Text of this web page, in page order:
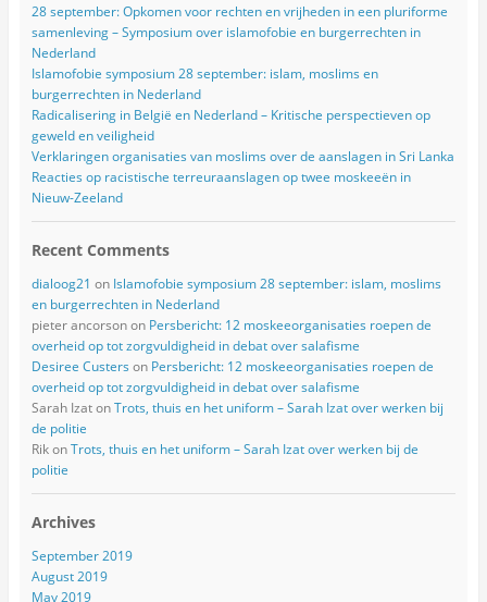
28 september: Opkomen voor rechten en vrijheden in een pluriforme
samenleving – Symposium over islamofobie en burgerrechten in
Nederland
Islamofobie symposium 28 september: islam, moslims en
burgerrechten in Nederland
Radicalisering in België en Nederland – Kritische perspectieven op
geweld en veiligheid
Verklaringen organisaties van moslims over de aanslagen in Sri Lanka
Reacties op racistische terreuraanslagen op twee moskeeën in
Nieuw-Zeeland
Recent Comments
dialoog21 on Islamofobie symposium 28 september: islam, moslims
en burgerrechten in Nederland
pieter ancorsonon Persbericht: 12 moskeeorganisaties roepen de
overheid op tot zorgvuldigheid in debat over salafisme
Desiree Custers on Persbericht: 12 moskeeorganisaties roepen de
overheid op tot zorgvuldigheid in debat over salafisme
Sarah IzatonTrots, thuis en het uniform – Sarah Izat over werken bij
de politie
RikonTrots, thuis en het uniform – Sarah Izat over werken bij de
politie
Archives
September 2019
August 2019
May 2019